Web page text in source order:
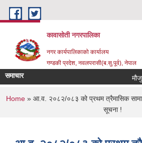
Skip to main content
कावासोती नगरपालिका
नगर कार्यपालिकाको कार्यालय
गण्डकी प्रदेश, नवलपरासी(ब.सु.पूर्व), नेपाल
समाचार
You are here
Home» आ.व. २०८२/०८३ को प्रथम त्रैमासिक
सूचना !